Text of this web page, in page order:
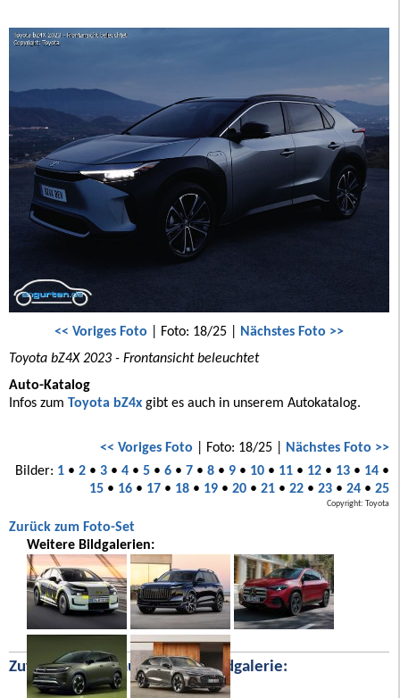
<< Voriges Foto | Foto: 18/25 | Nächstes Foto >>
Toyota bZ4X 2023 - Frontansicht beleuchtet
Auto-Katalog
Infos zum Toyota bZ4x gibt es auch in unserem Autokatalog.
<< Voriges Foto | Foto: 18/25 | Nächstes Foto >>
Bilder: 1• 2• 3• 4• 5• 6• 7• 8• 9• 10• 11• 12• 13• 14•
15• 16• 17• 18• 19• 20• 21• 22• 23• 24• 25
Copyright: Toyota
Zurück zum Foto-Set
Weitere Bildgalerien:
Zufällige Bilder aus unserer Bildgalerie: